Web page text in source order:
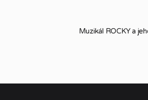
Muzikál ROCKY a